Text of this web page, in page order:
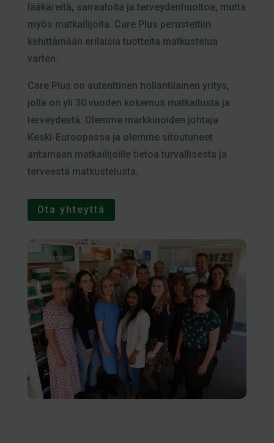
lääkäreitä, sairaaloita ja terveydenhuoltoa, mutta
myös matkailijoita. Care Plus perustettiin
kehittämään erilaisia tuotteita matkustelua
varten.
Care Plus on autenttinen hollantilainen yritys,
jolla on yli 30 vuoden kokemus matkailusta ja
terveydestä. Olemme markkinoiden johtaja
Keski-Euroopassa ja olemme sitoutuneet
antamaan matkailijoille tietoa turvallisesta ja
terveestä matkustelusta.
Ota yhteyttä